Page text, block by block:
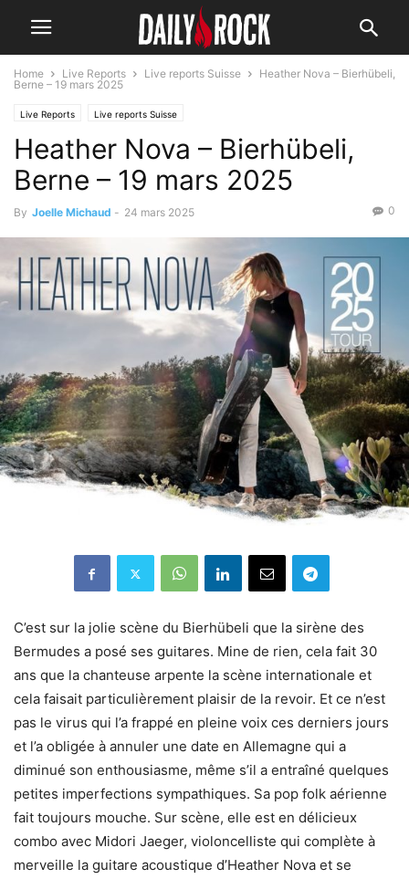
Home Live Reports Live reports Suisse
Heather Nova – Bierhübeli,
Berne – 19 mars 2025
Live Reports Live reports Suisse
Heather Nova – Bierhübeli,
Berne – 19 mars 2025
By Joelle Michaud - 24 mars 2025 0
C’est sur la jolie scène du Bierhübeli que la sirène des
Bermudes a posé ses guitares. Mine de rien, cela fait 30
ans que la chanteuse arpente la scène internationale et
cela faisait particulièrement plaisir de la revoir. Et ce n’est
pas le virus qui l’a frappé en pleine voix ces derniers jours
et l’a obligée à annuler une date en Allemagne qui a
diminué son enthousiasme, même s’il a entraîné quelques
petites imperfections sympathiques. Sa pop folk aérienne
fait toujours mouche. Sur scène, elle est en délicieux
combo avec Midori Jaeger, violoncelliste qui complète à
merveille la guitare acoustique d’Heather Nova et se